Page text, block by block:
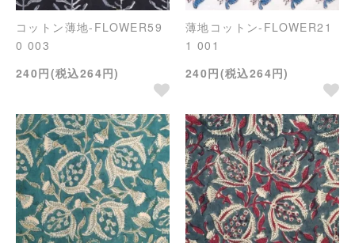
コットン薄地-FLOWER59
0 003
240円(税込264円)
薄地コットン-FLOWER21
1 001
240円(税込264円)